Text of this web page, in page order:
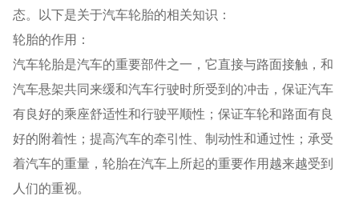
态。以下是关于汽车轮胎的相关知识：
轮胎的作用：
汽车轮胎是汽车的重要部件之一，它直接与路面接触，和
汽车悬架共同来缓和汽车行驶时所受到的冲击，保证汽车
有良好的乘座舒适性和行驶平顺性；保证车轮和路面有良
好的附着性；提高汽车的牵引性、制动性和通过性；承受
着汽车的重量，轮胎在汽车上所起的重要作用越来越受到
人们的重视。